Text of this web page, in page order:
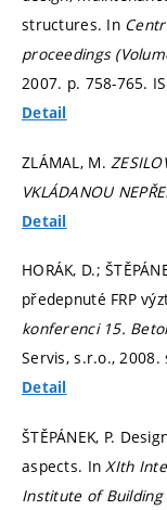
structures. In
proceedings
2007. p. 758-765.
Detail
ZLÁMAL, M.
VKLÁDANOU
Detail
HORÁK, D.;
předepnuté FRP
konferenci 15.
Servis, s.r.o., 2008.
Detail
ŠTĚPÁNEK, P.
aspects. In XIth
Institute of